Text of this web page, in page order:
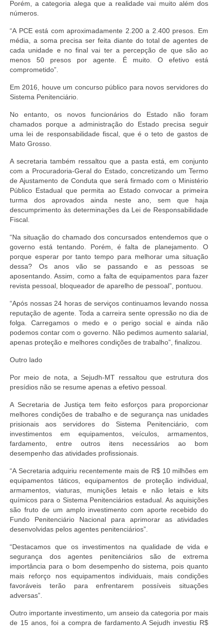
Porém, a categoria alega que a realidade vai muito além dos
números.
“A PCE está com aproximadamente 2.200 a 2.400 presos. Em
média, a soma precisa ser feita diante do total de agentes de
cada unidade e no final vai ter a percepção de que são ao
menos 50 presos por agente. É muito. O efetivo está
comprometido”.
Em 2016, houve um concurso público para novos servidores do
Sistema Penitenciário.
No entanto, os novos funcionários do Estado não foram
chamados porque a administração do Estado precisa seguir
uma lei de responsabilidade fiscal, que é o teto de gastos de
Mato Grosso.
A secretaria também ressaltou que a pasta está, em conjunto
com a Procuradoria-Geral do Estado, concretizando um Termo
de Ajustamento de Conduta que será firmado com o Ministério
Público Estadual que permita ao Estado convocar a primeira
turma dos aprovados ainda neste ano, sem que haja
descumprimento às determinações da Lei de Responsabilidade
Fiscal.
“Na situação do chamado dos concursados entendemos que o
governo está tentando. Porém, é falta de planejamento. O
porque esperar por tanto tempo para melhorar uma situação
dessa? Os anos vão se passando e as pessoas se
aposentando. Assim, como a falta de equipamentos para fazer
revista pessoal, bloqueador de aparelho de pessoal”, pontuou.
“Após nossas 24 horas de serviços continuamos levando nossa
reputação de agente. Toda a carreira sente opressão no dia de
folga. Carregamos o medo e o perigo social e ainda não
podemos contar com o governo. Não pedimos aumento salarial,
apenas proteção e melhores condições de trabalho”, finalizou.
Outro lado
Por meio de nota, a Sejudh-MT ressaltou que estrutura dos
presídios não se resume apenas a efetivo pessoal.
A Secretaria de Justiça tem feito esforços para proporcionar
melhores condições de trabalho e de segurança nas unidades
prisionais aos servidores do Sistema Penitenciário, com
investimentos em equipamentos, veículos, armamentos,
fardamento, entre outros itens necessários ao bom
desempenho das atividades profissionais.
“A Secretaria adquiriu recentemente mais de R$ 10 milhões em
equipamentos táticos, equipamentos de proteção individual,
armamentos, viaturas, munições letais e não letais e kits
químicos para o Sistema Penitenciários estadual. As aquisições
são fruto de um amplo investimento com aporte recebido do
Fundo Penitenciário Nacional para aprimorar as atividades
desenvolvidas pelos agentes penitenciários”.
“Destacamos que os investimentos na qualidade de vida e
segurança dos agentes penitenciários são de extrema
importância para o bom desempenho do sistema, pois quanto
mais reforço nos equipamentos individuais, mais condições
favoráveis terão para enfrentarem possíveis situações
adversas”.
Outro importante investimento, um anseio da categoria por mais
de 15 anos, foi a compra de fardamento.A Sejudh investiu R$